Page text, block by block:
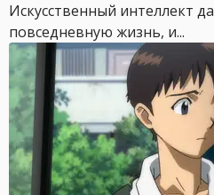
Искусственный интеллект
повседневную жизнь, и...